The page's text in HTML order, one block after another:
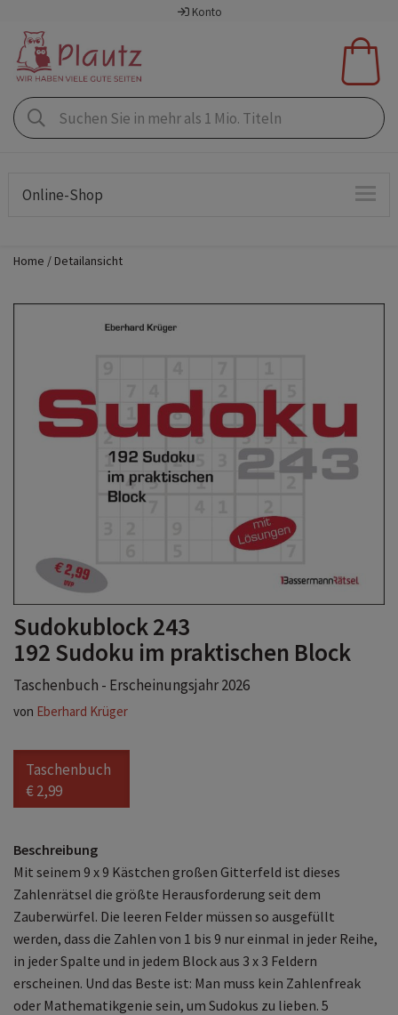
Konto
Online-Shop
Home Detailansicht
Sudokublock 243
192 Sudoku im praktischen Block
Taschenbuch - Erscheinungsjahr 2026
von Eberhard Krüger
Taschenbuch
€ 2,99
Beschreibung
Mit seinem 9 x 9 Kästchen großen Gitterfeld ist dieses
Zahlenrätsel die größte Herausforderung seit dem
Zauberwürfel. Die leeren Felder müssen so ausgefüllt
werden, dass die Zahlen von 1 bis 9 nur einmal in jeder Reihe,
in jeder Spalte und in jedem Block aus 3 x 3 Feldern
erscheinen. Und das Beste ist: Man muss kein Zahlenfreak
oder Mathematikgenie sein, um Sudokus zu lieben. 5